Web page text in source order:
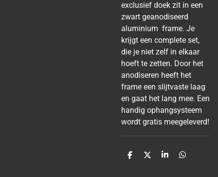
exclusief doek zit in een
zwart geanodiseerd
aluminium frame. Je
krijgt een complete set,
die je niet zelf in elkaar
hoeft te zetten. Door het
anodiseren heeft het
frame een slijtvaste laag
en gaat het lang mee. Een
handig ophangsysteem
wordt gratis meegeleverd!
D
D
S
D